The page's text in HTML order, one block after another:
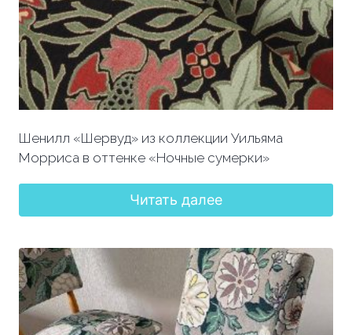
Шенилл «Шервуд» из коллекции Уильяма
Морриса в оттенке «Ночные сумерки»
Читать далее